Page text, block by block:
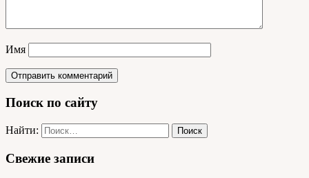
Имя
Поиск по сайту
Найти:
Свежие записи